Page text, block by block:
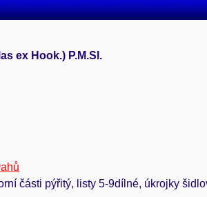
ex Hook.) P.M.Sl.
části pýřitý, listy 5-9dílné, úkrojky